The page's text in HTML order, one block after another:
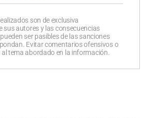
son de exclusiva
sus autores y las consecuencias
ser pasibles de las sanciones
Evitar comentarios ofensivos o
tema abordado en la información.